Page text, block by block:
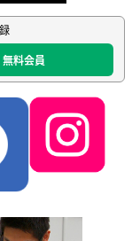
無料会員